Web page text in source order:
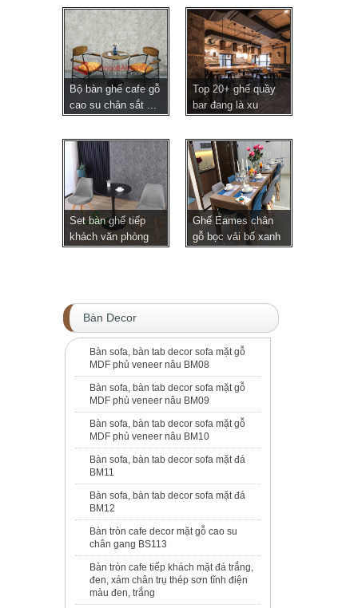
Bộ bàn ghế cafe gỗ
cao su chân sắt ...
Top 20+ ghế quầy
bar đang là xu
Set bàn ghế tiếp
khách văn phòng
Ghế Eames chân
gỗ bọc vải bố xanh
Bàn Decor
Bàn sofa, bàn tab decor sofa mặt gỗ
MDF phủ veneer nâu BM08
Bàn sofa, bàn tab decor sofa mặt gỗ
MDF phủ veneer nâu BM09
Bàn sofa, bàn tab decor sofa mặt gỗ
MDF phủ veneer nâu BM10
Bàn sofa, bàn tab decor sofa mặt đá
BM11
Bàn sofa, bàn tab decor sofa mặt đá
BM12
Bàn tròn cafe decor mặt gỗ cao su
chân gang BS113
Bàn tròn cafe tiếp khách mặt đá trắng,
đen, xám chân trụ thép sơn tĩnh điện
màu đen, trắng